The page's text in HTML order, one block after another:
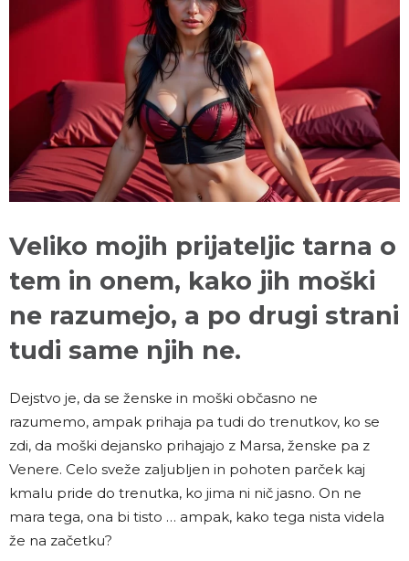
Veliko mojih prijateljic tarna o
tem in onem, kako jih moški
ne razumejo, a po drugi strani
tudi same njih ne.
Dejstvo je, da se ženske in moški občasno ne
razumemo, ampak prihaja pa tudi do trenutkov, ko se
zdi, da moški dejansko prihajajo z Marsa, ženske pa z
Venere. Celo sveže zaljubljen in pohoten parček kaj
kmalu pride do trenutka, ko jima ni nič jasno. On ne
mara tega, ona bi tisto … ampak, kako tega nista videla
že na začetku?